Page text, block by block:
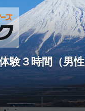
験３時間（男